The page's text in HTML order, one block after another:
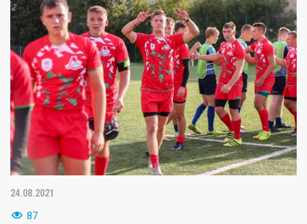
24.08.2021
87